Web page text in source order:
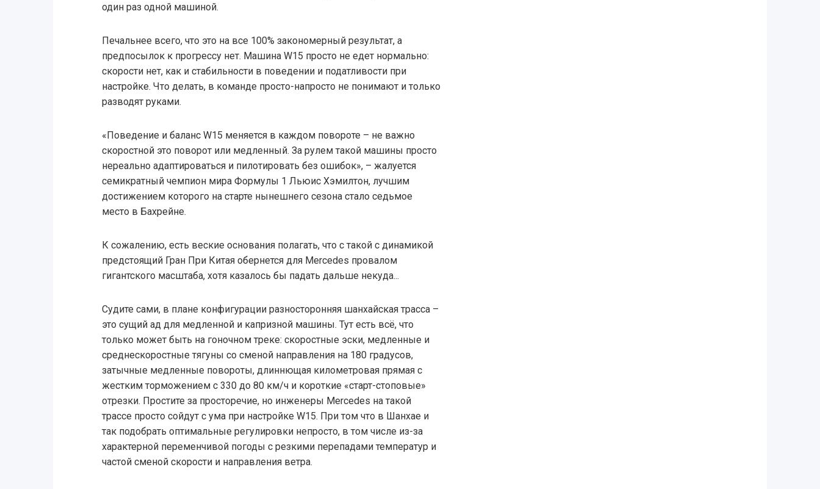
один раз одной машиной.
Печальнее всего, что это на все 100% закономерный результат, а
предпосылок к прогрессу нет. Машина W15 просто не едет нормально:
скорости нет, как и стабильности в поведении и податливости при
настройке. Что делать, в команде просто-напросто не понимают и только
разводят руками.
«Поведение и баланс W15 меняется в каждом повороте – не важно
скоростной это поворот или медленный. За рулем такой машины просто
нереально адаптироваться и пилотировать без ошибок», – жалуется
семикратный чемпион мира Формулы 1 Льюис Хэмилтон, лучшим
достижением которого на старте нынешнего сезона стало седьмое
место в Бахрейне.
К сожалению, есть веские основания полагать, что с такой с динамикой
предстоящий Гран При Китая обернется для Mercedes провалом
гигантского масштаба, хотя казалось бы падать дальше некуда...
Судите сами, в плане конфигурации разносторонняя шанхайская трасса –
это сущий ад для медленной и капризной машины. Тут есть всё, что
только может быть на гоночном треке: скоростные эски, медленные и
среднескоростные тягуны со сменой направления на 180 градусов,
затычные медленные повороты, длиннющая километровая прямая с
жестким торможением с 330 до 80 км/ч и короткие «старт-стоповые»
отрезки. Простите за просторечие, но инженеры Mercedes на такой
трассе просто сойдут с ума при настройке W15. При том что в Шанхае и
так подобрать оптимальные регулировки непросто, в том числе из-за
характерной переменчивой погоды с резкими перепадами температур и
частой сменой скорости и направления ветра.